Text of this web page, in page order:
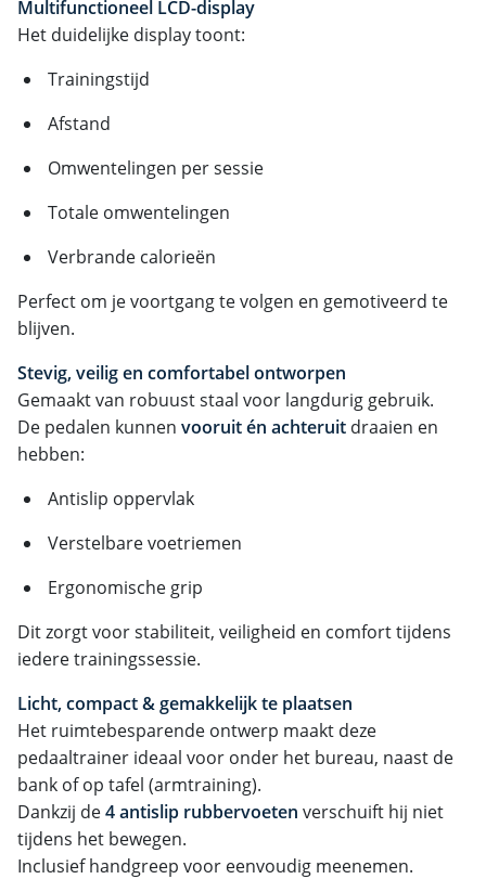
Multifunctioneel LCD-display
Het duidelijke display toont:
Trainingstijd
Afstand
Omwentelingen per sessie
Totale omwentelingen
Verbrande calorieën
Perfect om je voortgang te volgen en gemotiveerd te
blijven.
Stevig, veilig en comfortabel ontworpen
Gemaakt van robuust staal voor langdurig gebruik.
De pedalen kunnen vooruit én achteruit draaien en
hebben:
Antislip oppervlak
Verstelbare voetriemen
Ergonomische grip
Dit zorgt voor stabiliteit, veiligheid en comfort tijdens
iedere trainingssessie.
Licht, compact & gemakkelijk te plaatsen
Het ruimtebesparende ontwerp maakt deze
pedaaltrainer ideaal voor onder het bureau, naast de
bank of op tafel (armtraining).
Dankzij de4 antislip rubbervoeten verschuift hij niet
tijdens het bewegen.
Inclusief handgreep voor eenvoudig meenemen.